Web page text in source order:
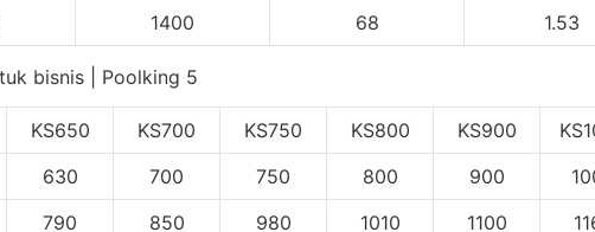
1400 68 1.53
KS650 KS700 KS750 KS800 KS900
630 700 750 800 900
790 850 980 1010 1100